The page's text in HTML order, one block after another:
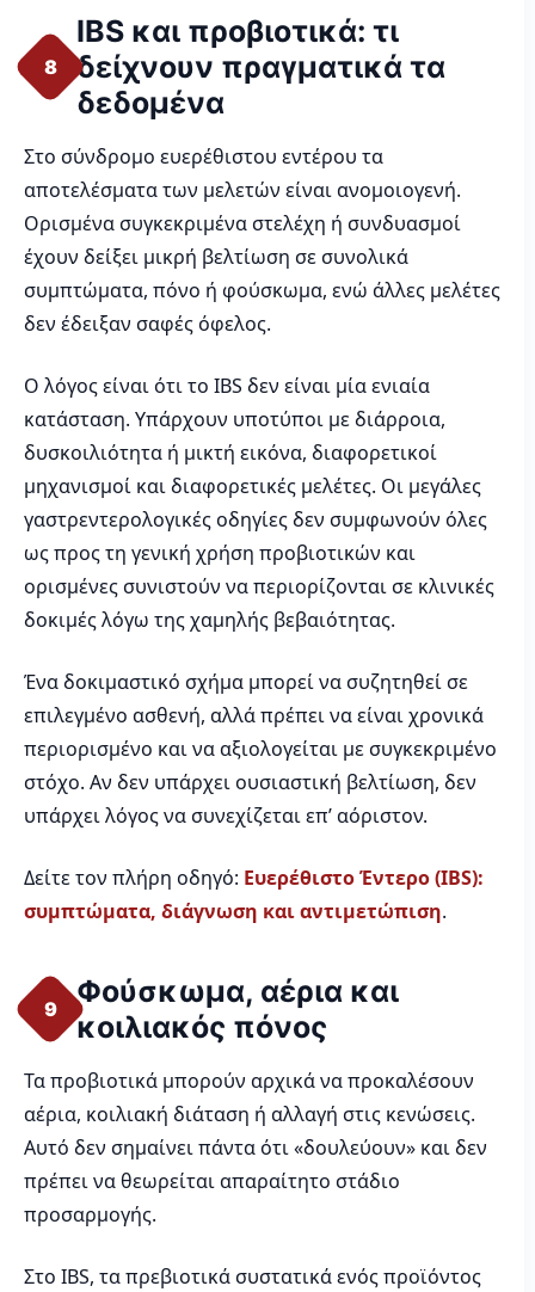
8
IBS και προβιοτικά: τι
δείχνουν πραγματικά τα
δεδομένα
Στο σύνδρομο ευερέθιστου εντέρου τα
αποτελέσματα των μελετών είναι ανομοιογενή.
Ορισμένα συγκεκριμένα στελέχη ή συνδυασμοί
έχουν δείξει μικρή βελτίωση σε συνολικά
συμπτώματα, πόνο ή φούσκωμα, ενώ άλλες μελέτες
δεν έδειξαν σαφές όφελος.
Ο λόγος είναι ότι το IBS δεν είναι μία ενιαία
κατάσταση. Υπάρχουν υποτύποι με διάρροια,
δυσκοιλιότητα ή μικτή εικόνα, διαφορετικοί
μηχανισμοί και διαφορετικές μελέτες. Οι μεγάλες
γαστρεντερολογικές οδηγίες δεν συμφωνούν όλες
ως προς τη γενική χρήση προβιοτικών και
ορισμένες συνιστούν να περιορίζονται σε κλινικές
δοκιμές λόγω της χαμηλής βεβαιότητας.
Ένα δοκιμαστικό σχήμα μπορεί να συζητηθεί σε
επιλεγμένο ασθενή, αλλά πρέπει να είναι χρονικά
περιορισμένο και να αξιολογείται με συγκεκριμένο
στόχο. Αν δεν υπάρχει ουσιαστική βελτίωση, δεν
υπάρχει λόγος να συνεχίζεται επ’ αόριστον.
Δείτε τον πλήρη οδηγό: Ευερέθιστο Έντερο (IBS):
συμπτώματα, διάγνωση και αντιμετώπιση.
9
Φούσκωμα, αέρια και
κοιλιακός πόνος
Τα προβιοτικά μπορούν αρχικά να προκαλέσουν
αέρια, κοιλιακή διάταση ή αλλαγή στις κενώσεις.
Αυτό δεν σημαίνει πάντα ότι «δουλεύουν» και δεν
πρέπει να θεωρείται απαραίτητο στάδιο
προσαρμογής.
Στο IBS, τα πρεβιοτικά συστατικά ενός προϊόντος